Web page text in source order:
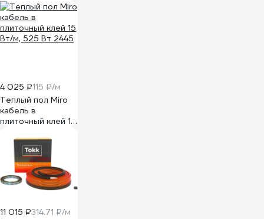
4 025 ₽115 ₽/м
Теплый пол Miro
кабель в
плиточный клей 15
11 015 ₽314.71 ₽/м